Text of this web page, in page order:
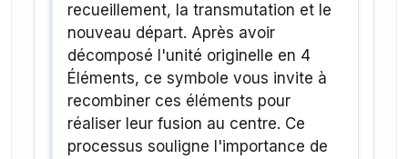
recueillement, la transmutation et le
nouveau départ. Après avoir
décomposé l'unité originelle en 4
Éléments, ce symbole vous invite à
recombiner ces éléments pour
réaliser leur fusion au centre. Ce
processus souligne l'importance de